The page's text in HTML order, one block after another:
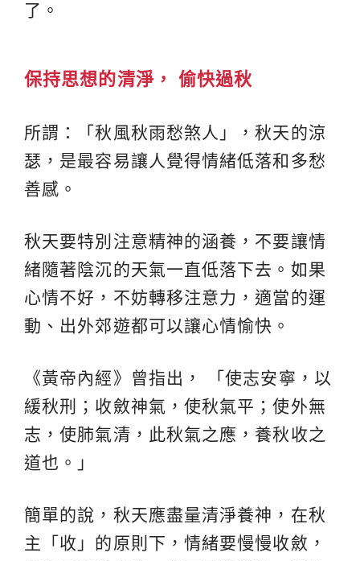
了。
保持思想的清淨， 偷快過秋
所謂：「秋風秋雨愁煞人」，秋天的涼
瑟，是最容易讓人覺得情緒低落和多愁
善感。
秋天要特別注意精神的涵養，不要讓情
緒隨著陰沉的天氣一直低落下去。如果
心情不好，不妨轉移注意力，適當的運
動、出外郊遊都可以讓心情愉快。
《黃帝內經》曾指出， 「使志安寧，以
緩秋刑；收斂神氣，使秋氣平；使外無
志，使肺氣清，此秋氣之應，養秋收之
道也。」
簡單的說，秋天應盡量清淨養神，在秋
主「收」的原則下，情緒要慢慢收斂，